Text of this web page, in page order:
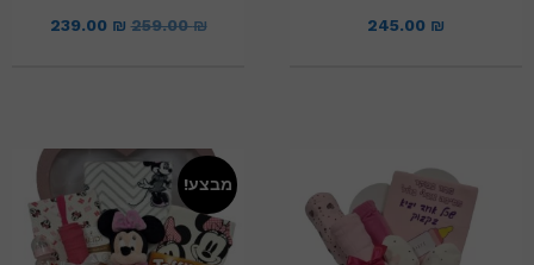
245.00 ₪
259.00₪
239.00 ₪
מבצע!